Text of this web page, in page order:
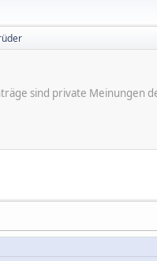
sind private